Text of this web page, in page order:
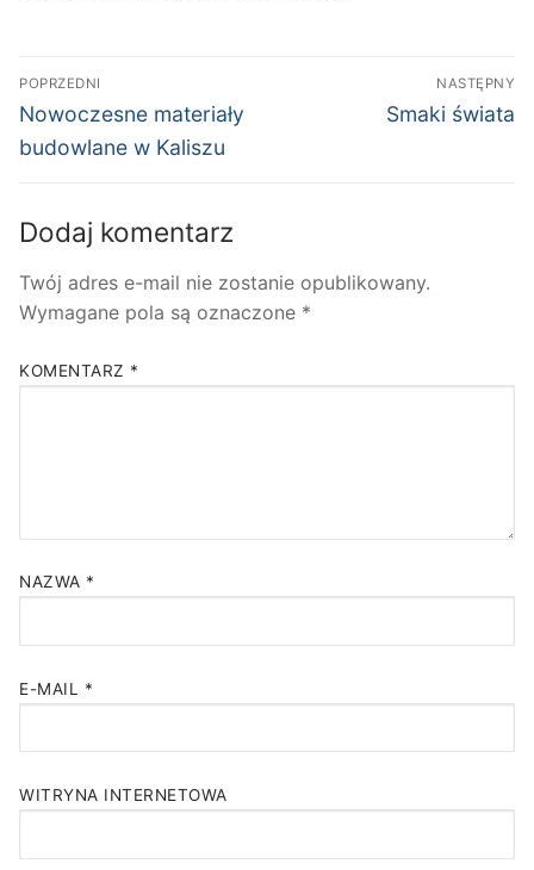
Nawigacja
wpisu
POPRZEDNI
Poprzedni
wpis:
Nowoczesne materiały
budowlane w Kaliszu
NASTĘPNY
Następny
Smaki świata
Dodaj komentarz
Twój adres e-mail nie zostanie opublikowany.
Wymagane pola są oznaczone *
KOMENTARZ *
NAZWA *
E-MAIL *
WITRYNA INTERNETOWA